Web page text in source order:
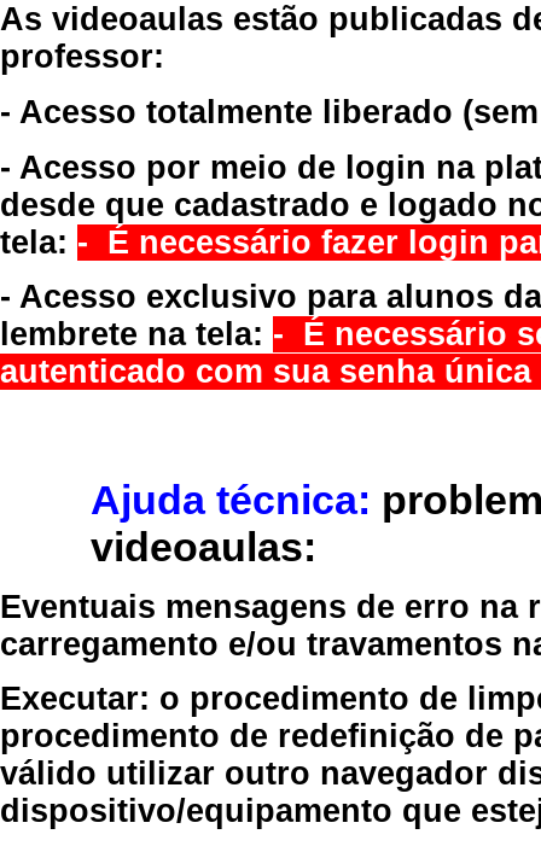
As videoaulas estão publicadas
professor:
- Acesso totalmente liberado
- Acesso por meio de login na
desde que cadastrado e logado
tela: - É necessário fazer login
- Acesso exclusivo para alunos
lembrete na tela: - É necessário
autenticado com sua senha
Ajuda técnica:
videoaulas:
Eventuais mensagens de erro
carregamento e/ou travamentos
Executar: o procedimento de
procedimento de redefinição de
válido utilizar outro navegador
dispositivo/equipamento que